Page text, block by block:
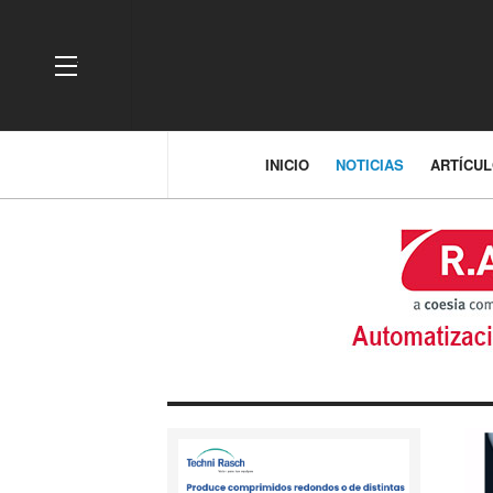
OFF CANVAS
INICIO NOTICIAS